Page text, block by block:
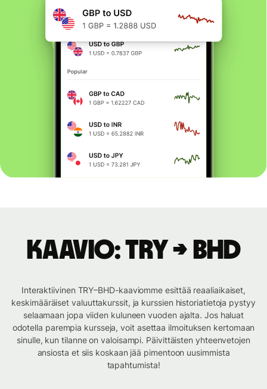
Kaavio: TRY → BHD
Interaktiivinen TRY–BHD-kaaviomme esittää reaaliaikaiset,
keskimääräiset valuuttakurssit, ja kurssien historiatietoja pystyy
selaamaan jopa viiden kuluneen vuoden ajalta. Jos haluat
odotella parempia kursseja, voit asettaa ilmoituksen kertomaan
sinulle, kun tilanne on valoisampi. Päivittäisten yhteenvetojen
ansiosta et siis koskaan jää pimentoon uusimmista
tapahtumista!